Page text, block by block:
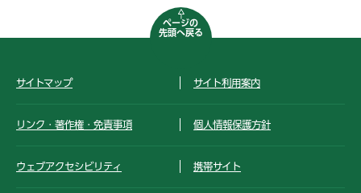
ページの
先頭へ戻る
サイトマップ サイト利用案内
リンク・著作権・免責事項 個人情報保護方針
ウェブアクセシビリティ 携帯サイト